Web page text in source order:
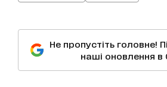
Не пропустіть головне!
наші оновлення в